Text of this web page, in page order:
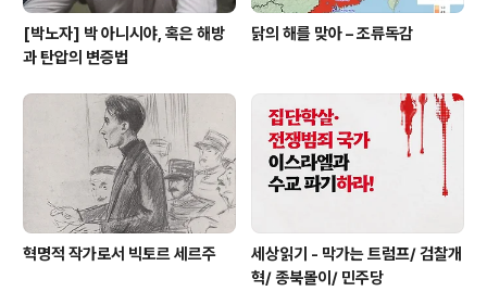
[박노자] 박 아니시야, 혹은 해방
과 탄압의 변증법
닭의 해를 맞아 – 조류독감
혁명적 작가로서 빅토르 세르주
세상읽기 - 막가는 트럼프/ 검찰개
혁/ 종북몰이/ 민주당